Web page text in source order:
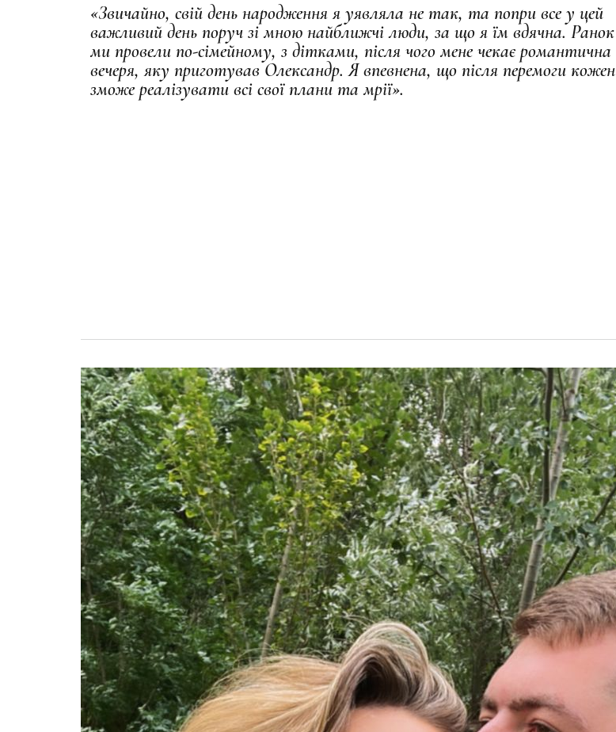
«Звичайно, свій день народження я уявляла не так, та попри все у цей
важливий день поруч зі мною найближчі люди, за що я їм вдячна. Ранок
ми провели по-сімейному, з дітками, після чого мене чекає романтична
вечеря, яку приготував Олександр. Я впевнена, що після перемоги кожен
зможе реалізувати всі свої плани та мрії».